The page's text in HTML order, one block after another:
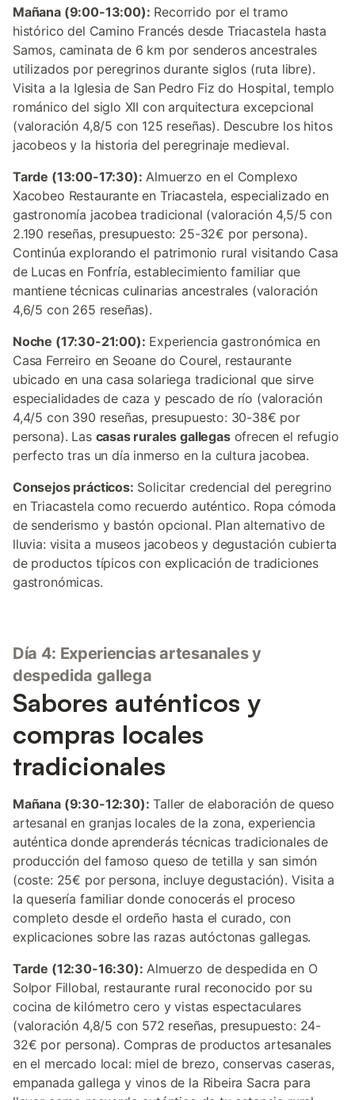
Mañana (9:00-13:00): Recorrido por el tramo
histórico del Camino Francés desde Triacastela hasta
Samos, caminata de 6 km por senderos ancestrales
utilizados por peregrinos durante siglos (ruta libre).
Visita a la Iglesia de San Pedro Fiz do Hospital, templo
románico del siglo XII con arquitectura excepcional
(valoración 4,8/5 con 125 reseñas). Descubre los hitos
jacobeos y la historia del peregrinaje medieval.
Tarde (13:00-17:30): Almuerzo en el Complexo
Xacobeo Restaurante en Triacastela, especializado en
gastronomía jacobea tradicional (valoración 4,5/5 con
2.190 reseñas, presupuesto: 25-32€ por persona).
Continúa explorando el patrimonio rural visitando Casa
de Lucas en Fonfría, establecimiento familiar que
mantiene técnicas culinarias ancestrales (valoración
4,6/5 con 265 reseñas).
Noche (17:30-21:00): Experiencia gastronómica en
Casa Ferreiro en Seoane do Courel, restaurante
ubicado en una casa solariega tradicional que sirve
especialidades de caza y pescado de río (valoración
4,4/5 con 390 reseñas, presupuesto: 30-38€ por
persona). Las casas rurales gallegasofrecen el refugio
perfecto tras un día inmerso en la cultura jacobea.
Consejos prácticos: Solicitar credencial del peregrino
en Triacastela como recuerdo auténtico. Ropa cómoda
de senderismo y bastón opcional. Plan alternativo de
lluvia: visita a museos jacobeos y degustación cubierta
de productos típicos con explicación de tradiciones
gastronómicas.
Día 4: Experiencias artesanales y
despedida gallega
Sabores auténticos y
compras locales
tradicionales
Mañana (9:30-12:30): Taller de elaboración de queso
artesanal en granjas locales de la zona, experiencia
auténtica donde aprenderás técnicas tradicionales de
producción del famoso queso de tetilla y san simón
(coste: 25€ por persona, incluye degustación). Visita a
la quesería familiar donde conocerás el proceso
completo desde el ordeño hasta el curado, con
explicaciones sobre las razas autóctonas gallegas.
Tarde (12:30-16:30): Almuerzo de despedida en O
Solpor Fillobal, restaurante rural reconocido por su
cocina de kilómetro cero y vistas espectaculares
(valoración 4,8/5 con 572 reseñas, presupuesto: 24-
32€ por persona). Compras de productos artesanales
en el mercado local: miel de brezo, conservas caseras,
empanada gallega y vinos de la Ribeira Sacra para